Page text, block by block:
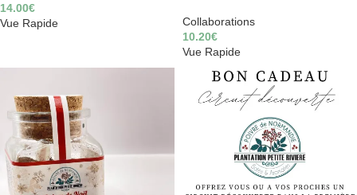
14.00€
Vue Rapide
Collaborations
10.20€
Vue Rapide